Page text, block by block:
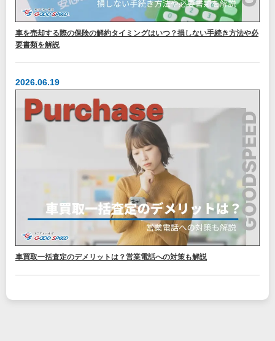
車を売却する際の保険の解約タイミングはいつ？損しない手続き方法や必
要書類を解説
2026.06.19
車買取一括査定のデメリットは？営業電話への対策も解説